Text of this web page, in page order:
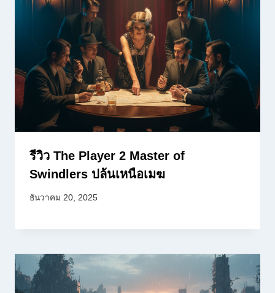
รีวิว The Player 2 Master of
Swindlers ปล้นเหนือเมฆ
ธันวาคม 20, 2025